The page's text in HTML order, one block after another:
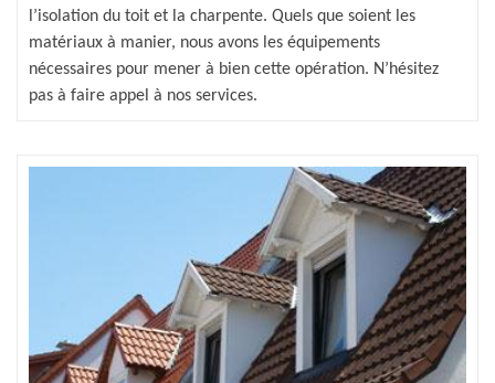
l’isolation du toit et la charpente. Quels que soient les
matériaux à manier, nous avons les équipements
nécessaires pour mener à bien cette opération. N’hésitez
pas à faire appel à nos services.